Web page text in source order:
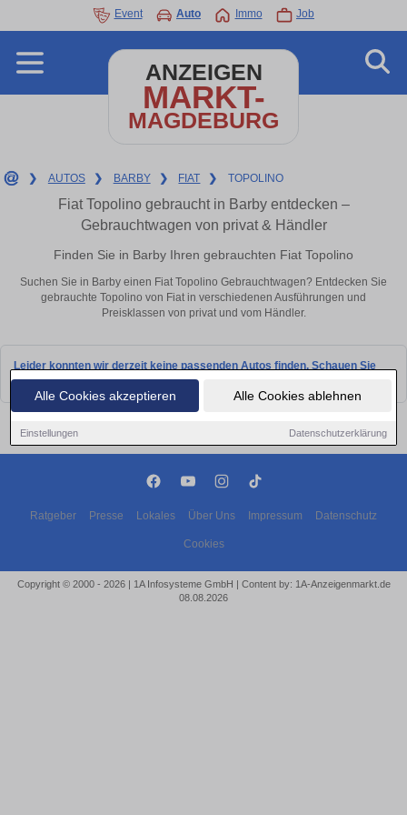
Alle Cookies akzeptieren Alle Cookies ablehnen
Einstellungen Datenschutzerklärung
Event Auto Immo Job
ANZEIGEN
MARKT-
MAGDEBURG
❯ AUTOS ❯ BARBY ❯ FIAT ❯ TOPOLINO
Fiat Topolino gebraucht in Barby entdecken –
Gebrauchtwagen von privat & Händler
Finden Sie in Barby Ihren gebrauchten Fiat Topolino
Suchen Sie in Barby einen Fiat Topolino Gebrauchtwagen? Entdecken Sie
gebrauchte Topolino von Fiat in verschiedenen Ausführungen und
Preisklassen von privat und vom Händler.
Leider konnten wir derzeit keine passenden Autos finden. Schauen Sie
bald wieder vorbei!
Ratgeber Presse Lokales Über Uns Impressum Datenschutz
Cookies
Copyright © 2000 - 2026 | 1A Infosysteme GmbH | Content by: 1A-Anzeigenmarkt.de
08.08.2026